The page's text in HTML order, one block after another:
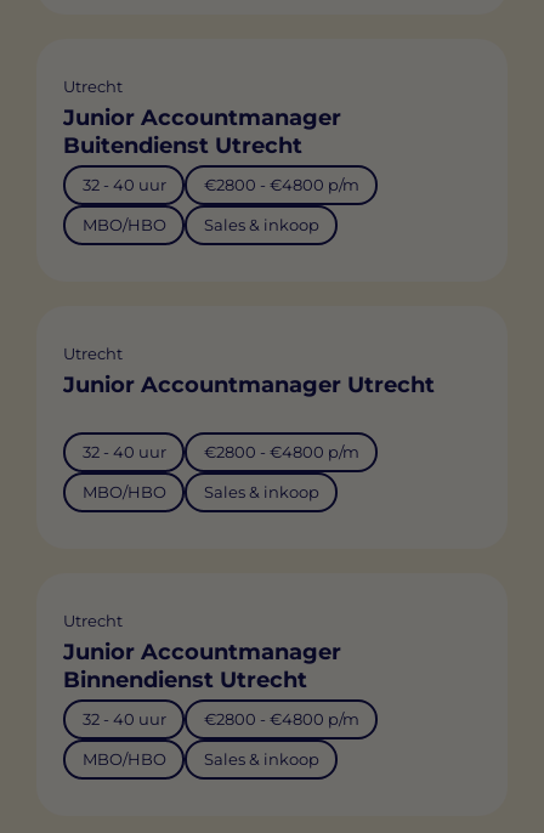
Utrecht
Junior Accountmanager
Buitendienst Utrecht
32 - 40 uur €2800 - €4800 p/m
MBO/HBO Sales & inkoop
Utrecht
Junior Accountmanager Utrecht
32 - 40 uur €2800 - €4800 p/m
MBO/HBO Sales & inkoop
Utrecht
Junior Accountmanager
Binnendienst Utrecht
32 - 40 uur €2800 - €4800 p/m
MBO/HBO Sales & inkoop